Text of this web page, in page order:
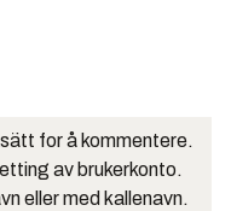
for å kommentere.
av brukerkonto.
eller med kallenavn.